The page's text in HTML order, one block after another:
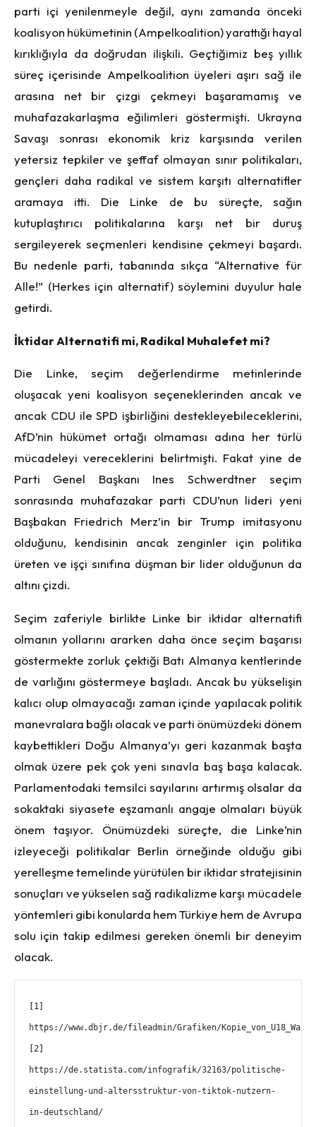
parti içi yenilenmeyle değil, aynı zamanda önceki
koalisyon hükümetinin (Ampelkoalition) yarattığı hayal
kırıklığıyla da doğrudan ilişkili. Geçtiğimiz beş yıllık
süreç içerisinde Ampelkoalition üyeleri aşırı sağ ile
arasına net bir çizgi çekmeyi başaramamış ve
muhafazakarlaşma eğilimleri göstermişti. Ukrayna
Savaşı sonrası ekonomik kriz karşısında verilen
yetersiz tepkiler ve şeffaf olmayan sınır politikaları,
gençleri daha radikal ve sistem karşıtı alternatifler
aramaya itti. Die Linke de bu süreçte, sağın
kutuplaştırıcı politikalarına karşı net bir duruş
sergileyerek seçmenleri kendisine çekmeyi başardı.
Bu nedenle parti, tabanında sıkça “Alternative für
Alle!” (Herkes için alternatif) söylemini duyulur hale
getirdi.
İktidar Alternatifi mi, Radikal Muhalefet mi?
Die Linke, seçim değerlendirme metinlerinde
oluşacak yeni koalisyon seçeneklerinden ancak ve
ancak CDU ile SPD işbirliğini destekleyebileceklerini,
AfD’nin hükümet ortağı olmaması adına her türlü
mücadeleyi vereceklerini belirtmişti. Fakat yine de
Parti Genel Başkanı Ines Schwerdtner seçim
sonrasında muhafazakar parti CDU’nun lideri yeni
Başbakan Friedrich Merz’in bir Trump imitasyonu
olduğunu, kendisinin ancak zenginler için politika
üreten ve işçi sınıfına düşman bir lider olduğunun da
altını çizdi.
Seçim zaferiyle birlikte Linke bir iktidar alternatifi
olmanın yollarını ararken daha önce seçim başarısı
göstermekte zorluk çektiği Batı Almanya kentlerinde
de varlığını göstermeye başladı. Ancak bu yükselişin
kalıcı olup olmayacağı zaman içinde yapılacak politik
manevralara bağlı olacak ve parti önümüzdeki dönem
kaybettikleri Doğu Almanya’yı geri kazanmak başta
olmak üzere pek çok yeni sınavla baş başa kalacak.
Parlamentodaki temsilci sayılarını artırmış olsalar da
sokaktaki siyasete eşzamanlı angaje olmaları büyük
önem taşıyor. Önümüzdeki süreçte, die Linke’nin
izleyeceği politikalar Berlin örneğinde olduğu gibi
yerelleşme temelinde yürütülen bir iktidar stratejisinin
sonuçları ve yükselen sağ radikalizme karşı mücadele
yöntemleri gibi konularda hem Türkiye hem de Avrupa
solu için takip edilmesi gereken önemli bir deneyim
olacak.
https://www.dbjr.de/fileadmin/Grafiken/
https://de.statista.com/infografik/32163/politische-
einstellung-und-altersstruktur-von-tiktok-nutzern-
in-deutschland/